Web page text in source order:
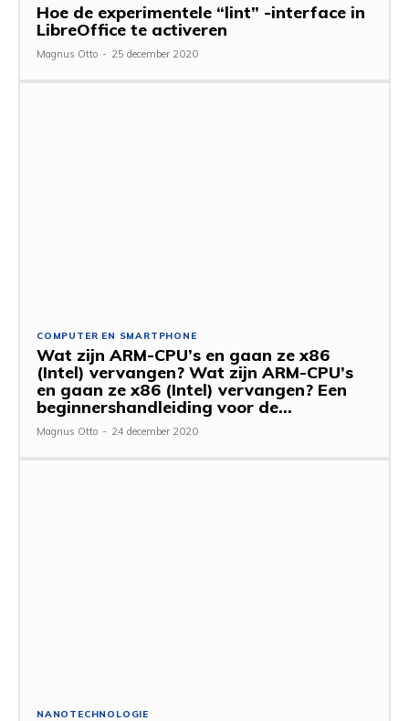
Hoe de experimentele “lint” -interface in
LibreOffice te activeren
Magnus Otto - 25 december 2020
COMPUTER EN SMARTPHONE
Wat zijn ARM-CPU’s en gaan ze x86
(Intel) vervangen? Wat zijn ARM-CPU’s
en gaan ze x86 (Intel) vervangen? Een
beginnershandleiding voor de...
Magnus Otto - 24 december 2020
NANOTECHNOLOGIE